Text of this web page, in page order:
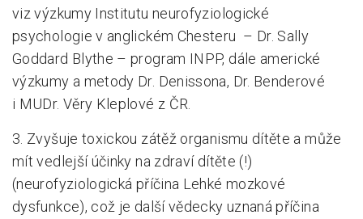
viz výzkumy Institutu neurofyziologické
psychologie v anglickém Chesteru – Dr. Sally
Goddard Blythe – program INPP, dále americké
výzkumy a metody Dr. Denissona, Dr. Benderové
i MUDr. Věry Kleplové z ČR.
3. Zvyšuje toxickou zátěž organismu dítěte a může
mít vedlejší účinky na zdraví dítěte (!)
(neurofyziologická příčina Lehké mozkové
dysfunkce), což je další vědecky uznaná příčina